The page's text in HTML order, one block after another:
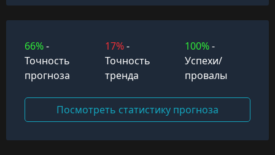
66%-
Точность
прогноза
17%-
Точность
тренда
100%-
Успехи/
провалы
Посмотреть статистику прогноза